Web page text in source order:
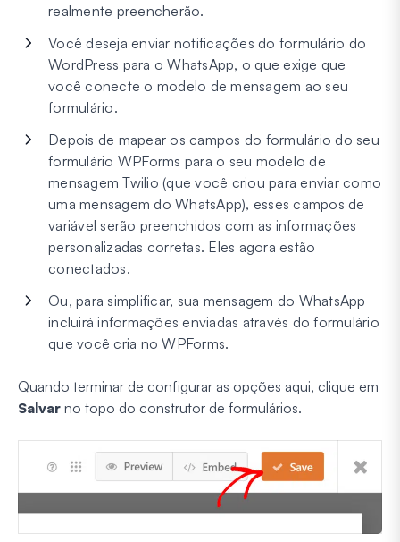
realmente preencherão.
Você deseja enviar notificações do formulário do
WordPress para o WhatsApp, o que exige que
você conecte o modelo de mensagem ao seu
formulário.
Depois de mapear os campos do formulário do seu
formulário WPForms para o seu modelo de
mensagem Twilio (que você criou para enviar como
uma mensagem do WhatsApp), esses campos de
variável serão preenchidos com as informações
personalizadas corretas. Eles agora estão
conectados.
Ou, para simplificar, sua mensagem do WhatsApp
incluirá informações enviadas através do formulário
que você cria no WPForms.
Quando terminar de configurar as opções aqui, clique em
Salvar no topo do construtor de formulários.